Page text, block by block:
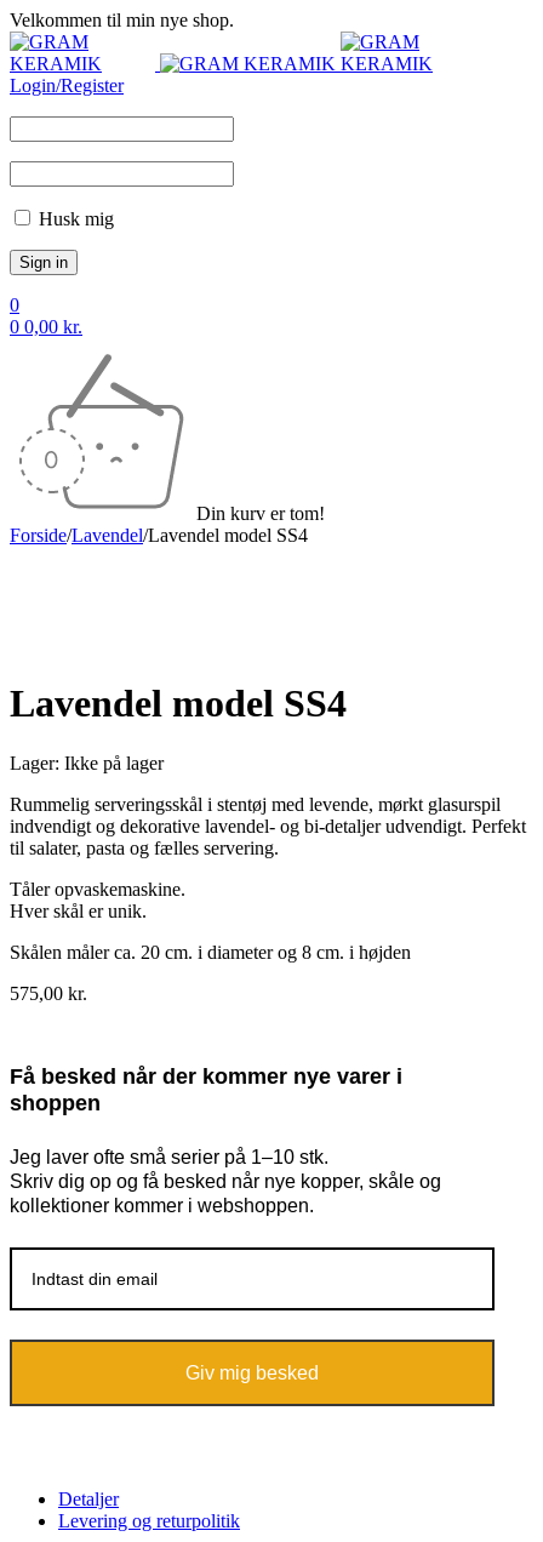
Velkommen til min nye shop.
Login/Register
Husk mig
0
0 0,00 kr.
Din kurv er tom!
Forside/Lavendel/Lavendel model SS4
Lavendel model SS4
Lager: Ikke på lager
Rummelig serveringsskål i stentøj med levende, mørkt glasurspil
indvendigt og dekorative lavendel- og bi-detaljer udvendigt. Perfekt
til salater, pasta og fælles servering.
Tåler opvaskemaskine.
Hver skål er unik.
Skålen måler ca. 20 cm. i diameter og 8 cm. i højden
575,00 kr.
Få besked når der kommer nye varer i
shoppen
Jeg laver ofte små serier på 1–10 stk.
Skriv dig op og få besked når nye kopper, skåle og
kollektioner kommer i webshoppen.
Giv mig besked
Detaljer
Levering og returpolitik